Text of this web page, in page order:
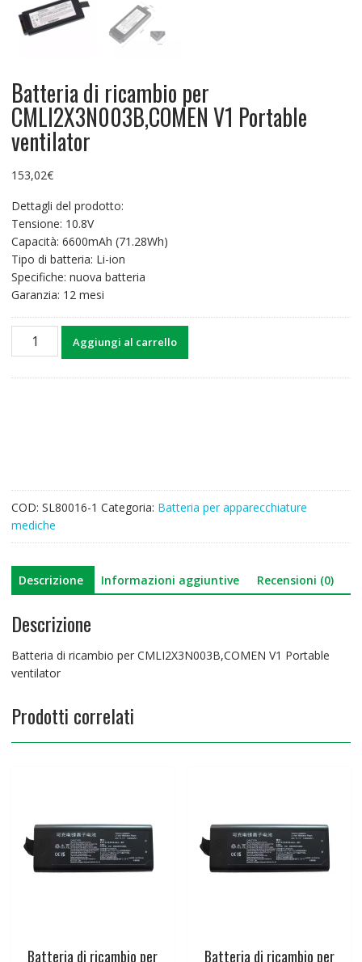
Batteria di ricambio per
CMLI2X3N003B,COMEN V1 Portable
ventilator
153,02€
Dettagli del prodotto:
Tensione: 10.8V
Capacità: 6600mAh (71.28Wh)
Tipo di batteria: Li-ion
Specifiche: nuova batteria
Garanzia: 12 mesi
Batteria
Aggiungi al carrello
COD: SL80016-1 Categoria: Batteria per apparecchiature
mediche
Descrizione Informazioni aggiuntive Recensioni (0)
Descrizione
Batteria di ricambio per CMLI2X3N003B,COMEN V1 Portable
ventilator
Prodotti correlati
Batteria di ricambio per Batteria di ricambio per